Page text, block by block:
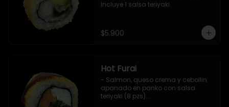
Incluye 1 salsa teriyaki.
$5.900
Hot Furai
- Salmon, queso crema y cebollin
apanado en panko con salsa
teriyaki (8 pzs).